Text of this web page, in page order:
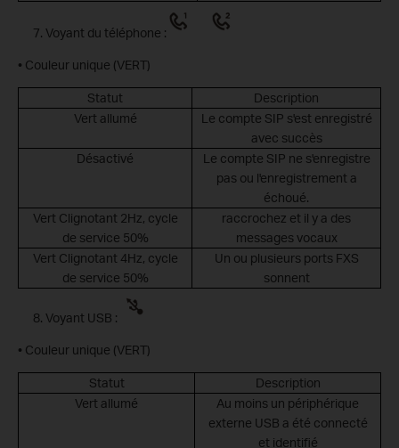
Voyant du téléphone :
• Couleur unique (VERT)
Statut
Description
Vert allumé
Le compte SIP s'est enregistré
avec succès
Désactivé
Le compte SIP ne s'enregistre
pas ou l'enregistrement a
échoué.
Vert Clignotant 2Hz, cycle
de service 50%
raccrochez et il y a des
messages vocaux
Vert Clignotant 4Hz, cycle
de service 50%
Un ou plusieurs ports FXS
sonnent
Voyant USB :
• Couleur unique (VERT)
Statut
Description
Vert allumé
Au moins un périphérique
externe USB a été connecté
et identifié